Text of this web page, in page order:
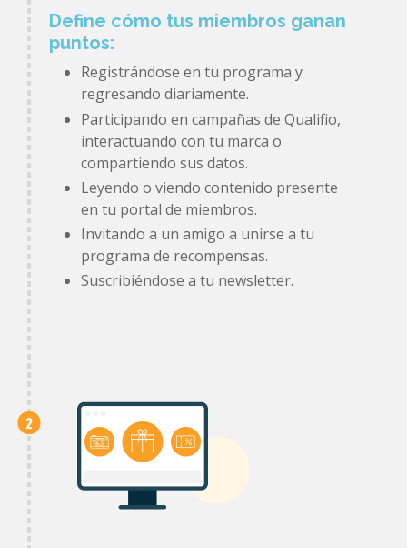
Define cómo tus miembros ganan
puntos:
Registrándose en tu programa y
regresando diariamente.
Participando en campañas de Qualifio,
interactuando con tu marca o
compartiendo sus datos.
Leyendo o viendo contenido presente
en tu portal de miembros.
Invitando a un amigo a unirse a tu
programa de recompensas.
Suscribiéndose a tu newsletter.
2